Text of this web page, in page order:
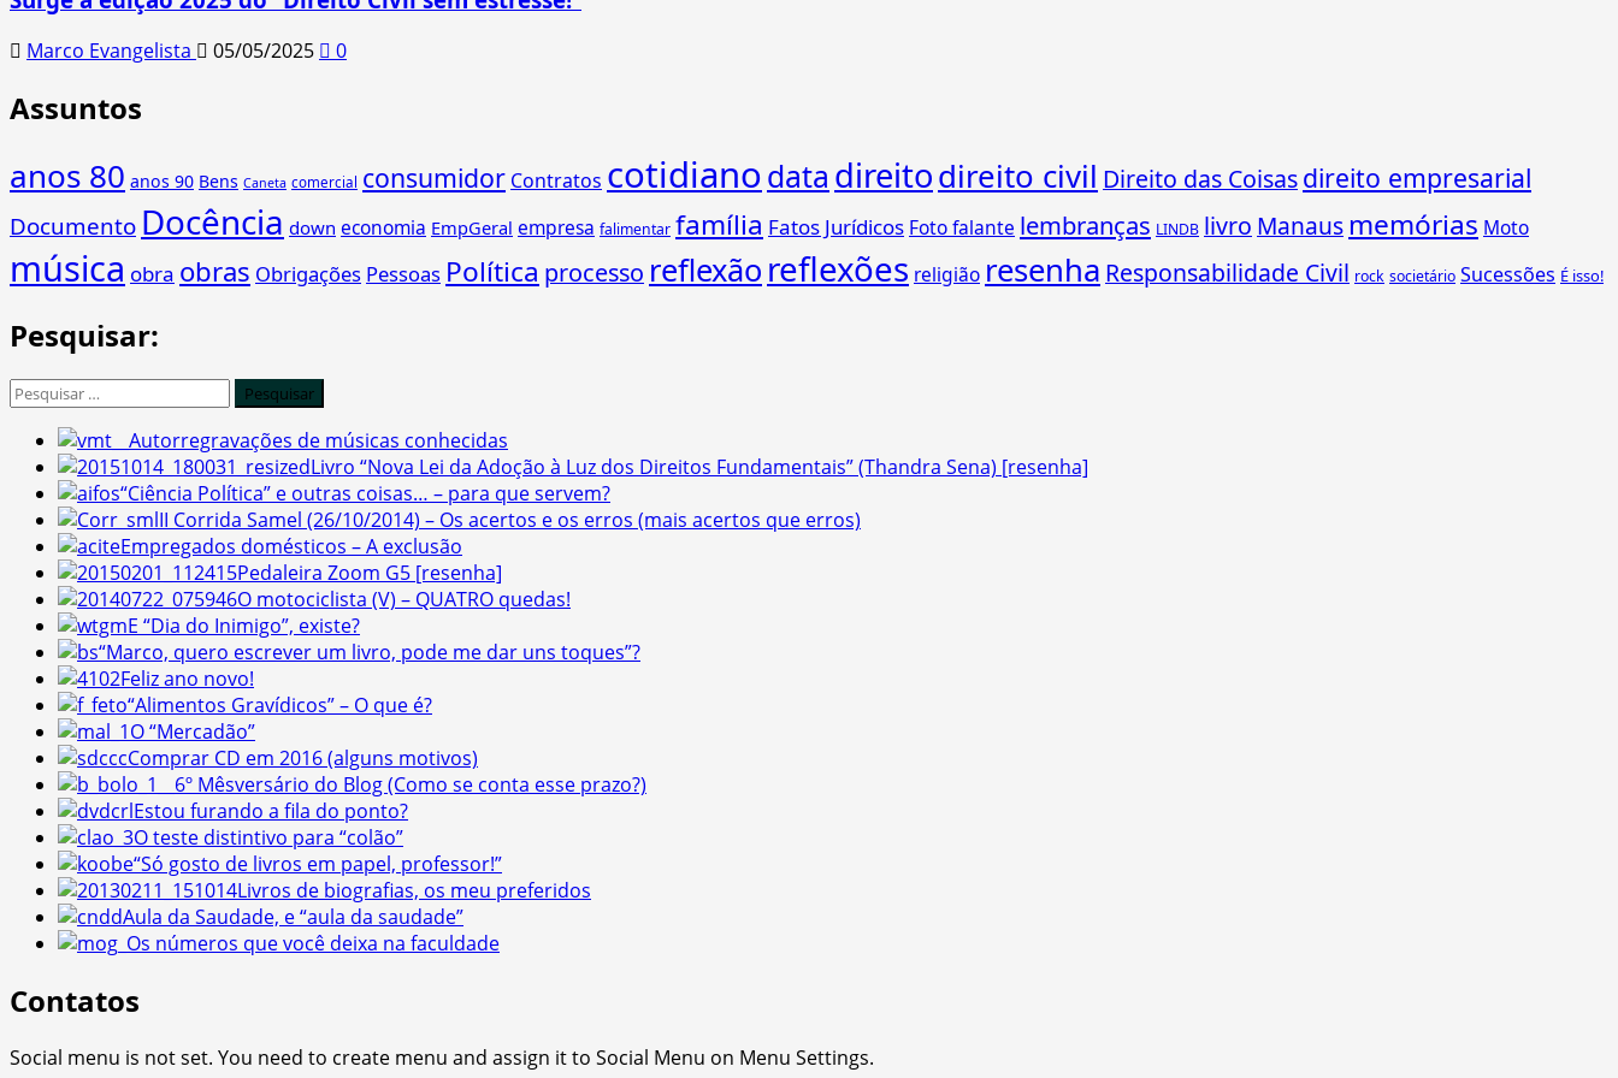
Marco Evangelista 05/05/2025 0
Assuntos
anos 80 anos 90 Bens Caneta comercial consumidor Contratos cotidianodata direitodireito civil Direito das Coisasdireito empresarial
Documento Docência down economia EmpGeral empresa falimentar família Fatos Jurídicos Foto falante lembranças LINDB livro Manaus memórias Moto
música obra obras Obrigações Pessoas Política processo reflexão reflexões religião resenha Responsabilidade Civil rock societário Sucessões É isso!
Pesquisar:
Pesquisar
Autorregravações de músicas conhecidas
Livro “Nova Lei da Adoção à Luz dos Direitos Fundamentais” (Thandra Sena) [resenha]
“Ciência Política” e outras coisas… – para que servem?
II Corrida Samel (26/10/2014) – Os acertos e os erros (mais acertos que erros)
Empregados domésticos – A exclusão
Pedaleira Zoom G5 [resenha]
O motociclista (V) – QUATRO quedas!
E “Dia do Inimigo”, existe?
“Marco, quero escrever um livro, pode me dar uns toques”?
Feliz ano novo!
“Alimentos Gravídicos” – O que é?
O “Mercadão”
Comprar CD em 2016 (alguns motivos)
6º Mêsversário do Blog (Como se conta esse prazo?)
Estou furando a fila do ponto?
O teste distintivo para “colão”
“Só gosto de livros em papel, professor!”
Livros de biografias, os meu preferidos
Aula da Saudade, e “aula da saudade”
Os números que você deixa na faculdade
Contatos
Social menu is not set. You need to create menu and assign it to Social Menu on Menu Settings.